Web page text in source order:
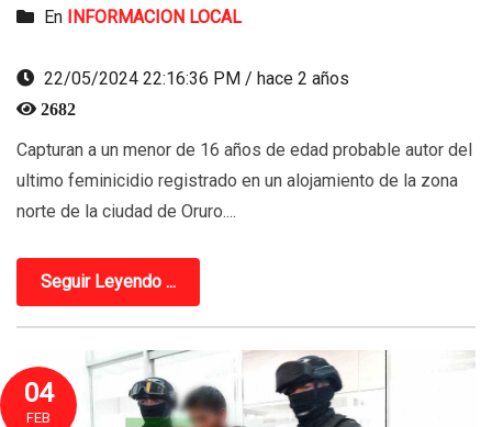
En
INFORMACION LOCAL
22/05/2024 22:16:36 PM / hace 2 años
2682
Capturan a un menor de 16 años de edad probable autor del
ultimo feminicidio registrado en un alojamiento de la zona
norte de la ciudad de Oruro....
Seguir Leyendo ...
04
FEB